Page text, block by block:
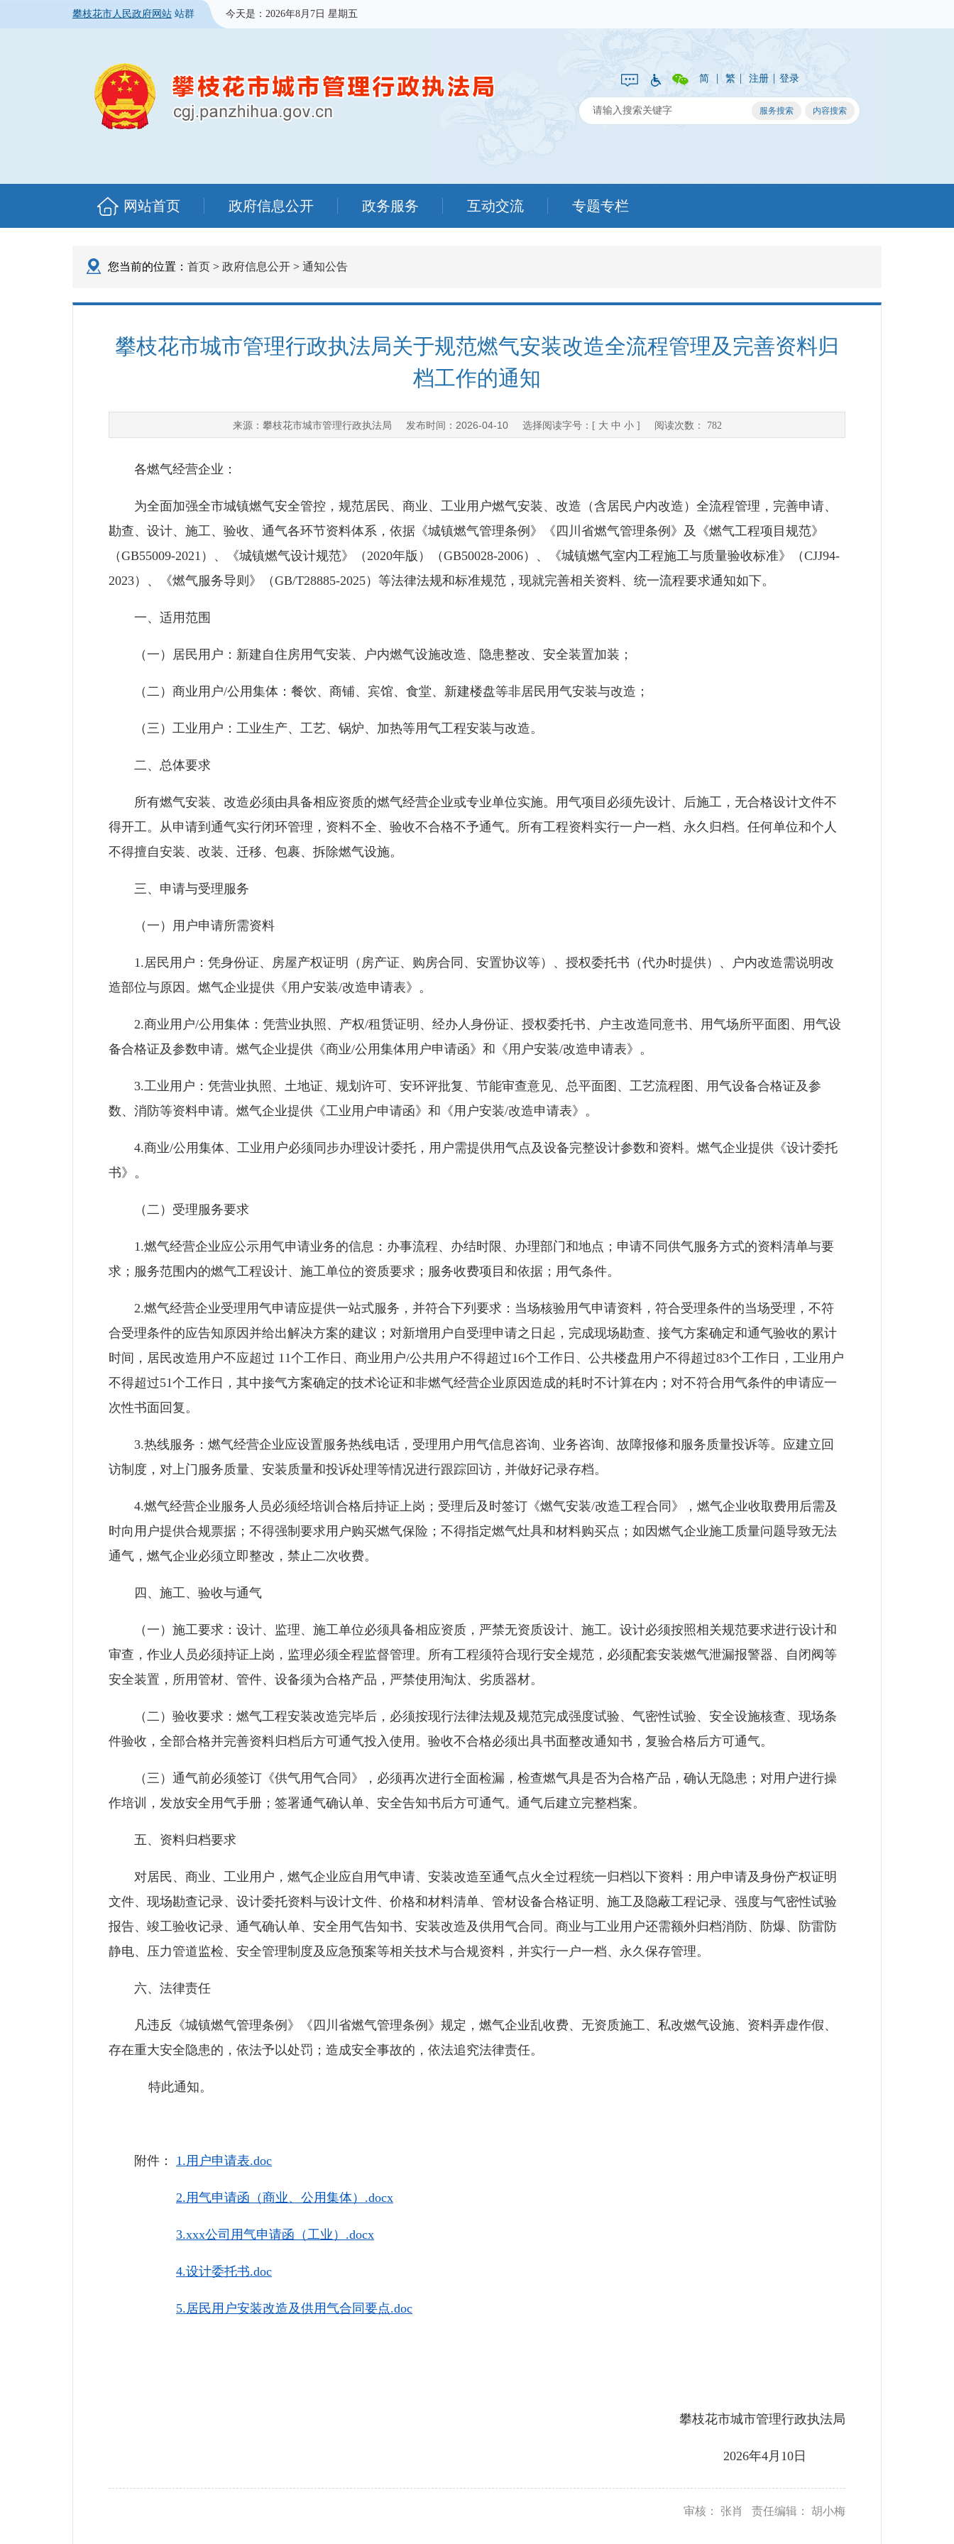
攀枝花市人民政府网站 站群 今天是： 2026年8月7日 星期五
简 | 繁 | 注册 | 登录
网站首页 政府信息公开 政务服务 互动交流 专题专栏
您当前的位置： 首页 > 政府信息公开 > 通知公告
攀枝花市城市管理行政执法局关于规范燃气安装改造全流程管理及完善资料归
档工作的通知
来源： 攀枝花市城市管理行政执法局 发布时间： 2026-04-10选择阅读字号：[ 大 中 小] 阅读次数： 782
各燃气经营企业：
为全面加强全市城镇燃气安全管控，规范居民、商业、工业用户燃气安装、改造（含居民户内改造）全流程管理，完善申请、
勘查、设计、施工、验收、通气各环节资料体系，依据《城镇燃气管理条例》《四川省燃气管理条例》及《燃气工程项目规范》
（GB55009-2021）、《城镇燃气设计规范》（2020年版）（GB50028-2006）、《城镇燃气室内工程施工与质量验收标准》（CJJ94-
2023）、《燃气服务导则》（GB/T28885-2025）等法律法规和标准规范，现就完善相关资料、统一流程要求通知如下。
一、适用范围
（一）居民用户：新建自住房用气安装、户内燃气设施改造、隐患整改、安全装置加装；
（二）商业用户/公用集体：餐饮、商铺、宾馆、食堂、新建楼盘等非居民用气安装与改造；
（三）工业用户：工业生产、工艺、锅炉、加热等用气工程安装与改造。
二、总体要求
所有燃气安装、改造必须由具备相应资质的燃气经营企业或专业单位实施。用气项目必须先设计、后施工，无合格设计文件不
得开工。从申请到通气实行闭环管理，资料不全、验收不合格不予通气。所有工程资料实行一户一档、永久归档。任何单位和个人
不得擅自安装、改装、迁移、包裹、拆除燃气设施。
三、申请与受理服务
（一）用户申请所需资料
1.居民用户：凭身份证、房屋产权证明（房产证、购房合同、安置协议等）、授权委托书（代办时提供）、户内改造需说明改
造部位与原因。燃气企业提供《用户安装/改造申请表》。
2.商业用户/公用集体：凭营业执照、产权/租赁证明、经办人身份证、授权委托书、户主改造同意书、用气场所平面图、用气设
备合格证及参数申请。燃气企业提供《商业/公用集体用户申请函》和《用户安装/改造申请表》。
3.工业用户：凭营业执照、土地证、规划许可、安环评批复、节能审查意见、总平面图、工艺流程图、用气设备合格证及参
数、消防等资料申请。燃气企业提供《工业用户申请函》和《用户安装/改造申请表》。
4.商业/公用集体、工业用户必须同步办理设计委托，用户需提供用气点及设备完整设计参数和资料。燃气企业提供《设计委托
书》。
（二）受理服务要求
1.燃气经营企业应公示用气申请业务的信息：办事流程、办结时限、办理部门和地点；申请不同供气服务方式的资料清单与要
求；服务范围内的燃气工程设计、施工单位的资质要求；服务收费项目和依据；用气条件。
2.燃气经营企业受理用气申请应提供一站式服务，并符合下列要求：当场核验用气申请资料，符合受理条件的当场受理，不符
合受理条件的应告知原因并给出解决方案的建议；对新增用户自受理申请之日起，完成现场勘查、接气方案确定和通气验收的累计
时间，居民改造用户不应超过 11个工作日、商业用户/公共用户不得超过16个工作日、公共楼盘用户不得超过83个工作日，工业用户
不得超过51个工作日，其中接气方案确定的技术论证和非燃气经营企业原因造成的耗时不计算在内；对不符合用气条件的申请应一
次性书面回复。
3.热线服务：燃气经营企业应设置服务热线电话，受理用户用气信息咨询、业务咨询、故障报修和服务质量投诉等。应建立回
访制度，对上门服务质量、安装质量和投诉处理等情况进行跟踪回访，并做好记录存档。
4.燃气经营企业服务人员必须经培训合格后持证上岗；受理后及时签订《燃气安装/改造工程合同》，燃气企业收取费用后需及
时向用户提供合规票据；不得强制要求用户购买燃气保险；不得指定燃气灶具和材料购买点；如因燃气企业施工质量问题导致无法
通气，燃气企业必须立即整改，禁止二次收费。
四、施工、验收与通气
（一）施工要求：设计、监理、施工单位必须具备相应资质，严禁无资质设计、施工。设计必须按照相关规范要求进行设计和
审查，作业人员必须持证上岗，监理必须全程监督管理。所有工程须符合现行安全规范，必须配套安装燃气泄漏报警器、自闭阀等
安全装置，所用管材、管件、设备须为合格产品，严禁使用淘汰、劣质器材。
（二）验收要求：燃气工程安装改造完毕后，必须按现行法律法规及规范完成强度试验、气密性试验、安全设施核查、现场条
件验收，全部合格并完善资料归档后方可通气投入使用。验收不合格必须出具书面整改通知书，复验合格后方可通气。
（三）通气前必须签订《供气用气合同》，必须再次进行全面检漏，检查燃气具是否为合格产品，确认无隐患；对用户进行操
作培训，发放安全用气手册；签署通气确认单、安全告知书后方可通气。通气后建立完整档案。
五、资料归档要求
对居民、商业、工业用户，燃气企业应自用气申请、安装改造至通气点火全过程统一归档以下资料：用户申请及身份产权证明
文件、现场勘查记录、设计委托资料与设计文件、价格和材料清单、管材设备合格证明、施工及隐蔽工程记录、强度与气密性试验
报告、竣工验收记录、通气确认单、安全用气告知书、安装改造及供用气合同。商业与工业用户还需额外归档消防、防爆、防雷防
静电、压力管道监检、安全管理制度及应急预案等相关技术与合规资料，并实行一户一档、永久保存管理。
六、法律责任
凡违反《城镇燃气管理条例》《四川省燃气管理条例》规定，燃气企业乱收费、无资质施工、私改燃气设施、资料弄虚作假、
存在重大安全隐患的，依法予以处罚；造成安全事故的，依法追究法律责任。
特此通知。
附件： 1.用户申请表.doc
2.用气申请函（商业、公用集体）.docx
3.xxx公司用气申请函（工业）.docx
4.设计委托书.doc
5.居民用户安装改造及供用气合同要点.doc
攀枝花市城市管理行政执法局
2026年4月10日
审核： 张肖 责任编辑： 胡小梅